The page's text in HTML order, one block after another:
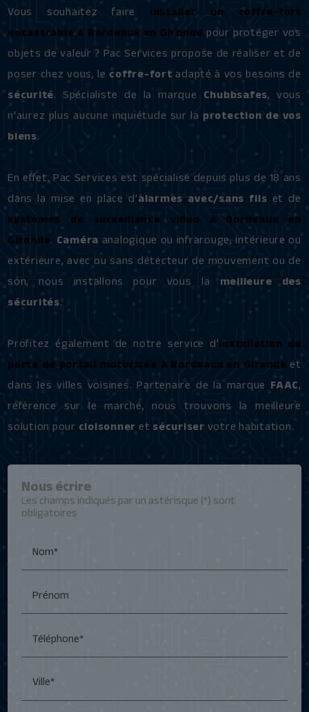
Vous souhaitez faire installer un coffre-fort
encastrable à Bordeaux en Gironde pour protéger vos
objets de valeur ? Pac Services propose de réaliser et de
poser chez vous, le coffre-fort adapté à vos besoins de
sécurité. Spécialiste de la marque Chubbsafes, vous
n'aurez plus aucune inquiétude sur la protection de vos
biens.
En effet, Pac Services est spécialisé depuis plus de 18 ans
dans la mise en place d'alarmes avec/sans fils et de
systèmes de surveillance vidéo à Bordeaux en
Gironde. Caméra analogique ou infrarouge, intérieure ou
extérieure, avec ou sans détecteur de mouvement ou de
son, nous installons pour vous la meilleure des
sécurités.
Profitez également de notre service d'installation de
porte de portail motorisée à Bordeaux en Gironde et
dans les villes voisines. Partenaire de la marque FAAC,
référence sur le marché, nous trouvons la meilleure
solution pour cloisonner et sécuriservotre habitation.
Nous écrire
Les champs indiqués par un astérisque (*) sont
obligatoires
Nom*
Prénom
Téléphone*
Ville*